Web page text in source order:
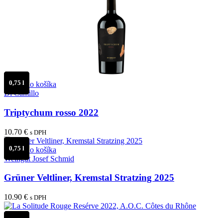
Pridať do košíka
Di Camillo
Triptychum rosso 2022
10.70 € s DPH
0,75 l
Pridať do košíka
Weingut Josef Schmid
Grüner Veltliner, Kremstal Stratzing 2025
10.90 € s DPH
0,75 l